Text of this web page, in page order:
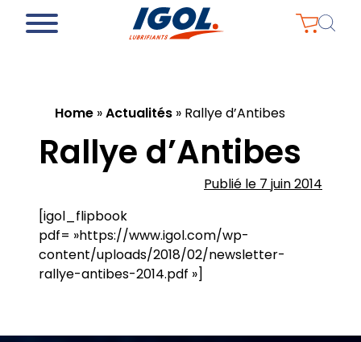
Home »Actualités » Rallye d’Antibes
Rallye d’Antibes
Publié le 7 juin 2014
[igol_flipbook
pdf= »https://www.igol.com/wp-
content/uploads/2018/02/newsletter-
rallye-antibes-2014.pdf »]